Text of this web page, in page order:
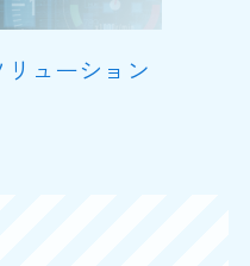
ューション